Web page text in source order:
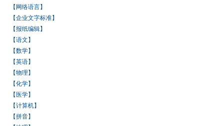
【网络语言】
【企业文字标准】
【报纸编辑】
【语文】
【数学】
【英语】
【物理】
【化学】
【医学】
【计算机】
【拼音】